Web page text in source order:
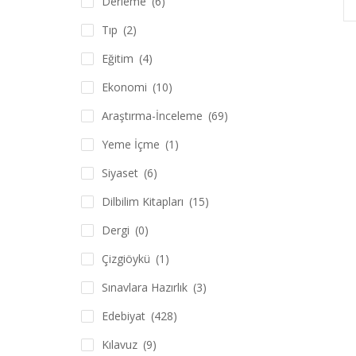
Tıp (2)
Eğitim (4)
Ekonomi (10)
Araştırma-İnceleme (69)
Yeme İçme (1)
Siyaset (6)
Dilbilim Kitapları (15)
Dergi (0)
Çizgiöykü (1)
Sınavlara Hazırlık (3)
Edebiyat (428)
Kılavuz (9)